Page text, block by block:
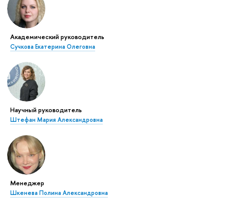
Академический руководитель
Сучкова Екатерина Олеговна
Научный руководитель
Штефан Мария Александровна
Менеджер
Шкенева Полина Александровна